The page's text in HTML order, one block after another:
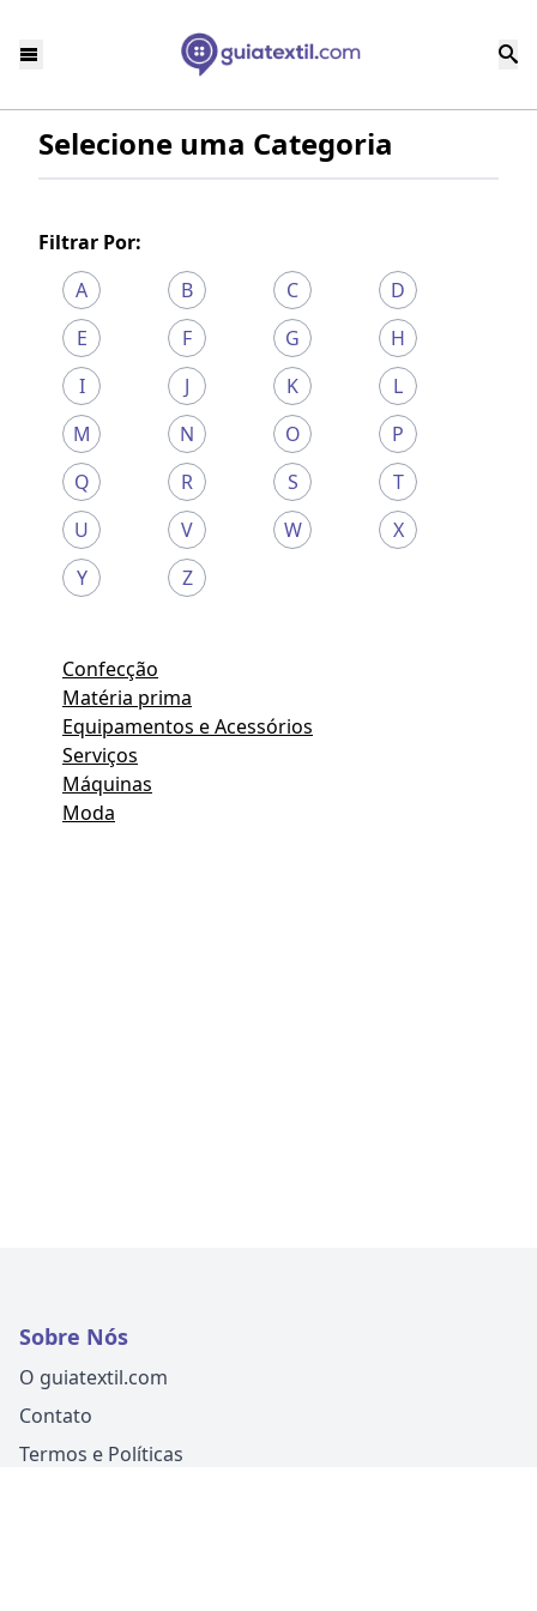
Selecione uma Categoria
Filtrar Por:
A
B C
D
E
F G
H
I
J K
L
M
N O
P
Q
R S
T
U
V W
X
Y
Z
Confecção
Matéria prima
Equipamentos e Acessórios
Serviços
Máquinas
Moda
Sobre Nós
O guiatextil.com
Contato
Termos e Políticas